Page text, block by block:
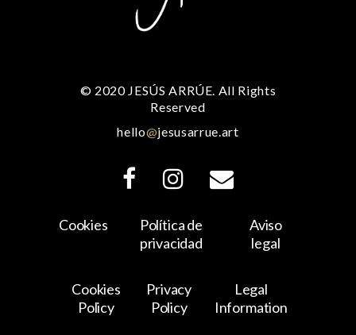
© 2020 JESÚS ARRÚE. All Rights
Reserved
hello@jesusarrue.art
Cookies
Política de
privacidad
Aviso
legal
Cookies
Policy
Privacy
Policy
Legal
Information